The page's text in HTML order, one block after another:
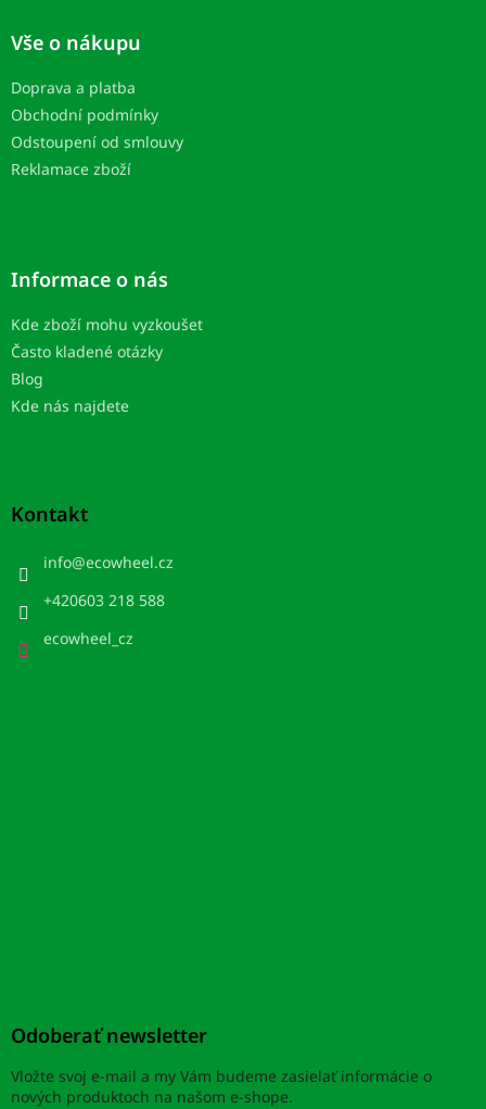
Vše o nákupu
Doprava a platba
Obchodní podmínky
Odstoupení od smlouvy
Reklamace zboží
Informace o nás
Kde zboží mohu vyzkoušet
Často kladené otázky
Blog
Kde nás najdete
Kontakt
info@ecowheel.cz
+420603 218 588
ecowheel_cz
Odoberať newsletter
Vložte svoj e-mail a my Vám budeme zasielať informácie o
nových produktoch na našom e-shope.